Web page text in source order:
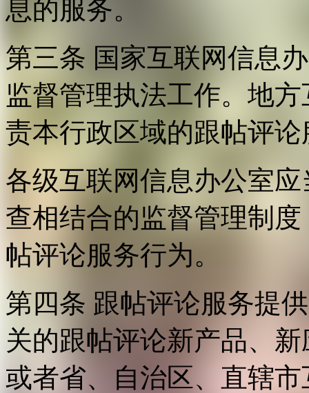
息的服务。
第三条 国家互联网信息
监督管理执法工作。地
责本行政区域的跟帖评
各级互联网信息办公室
查相结合的监督管理制
帖评论服务行为。
第四条 跟帖评论服务提
关的跟帖评论新产品、
或者省、自治区、直辖